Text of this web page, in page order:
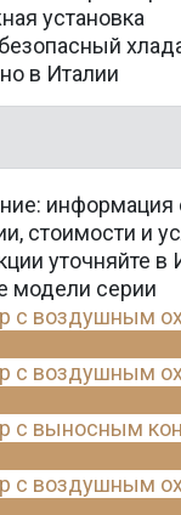
установка
в Италии
информация
стоимости и
уточняйте в
модели серии
с воздушным
с воздушным
с выносным
с воздушным